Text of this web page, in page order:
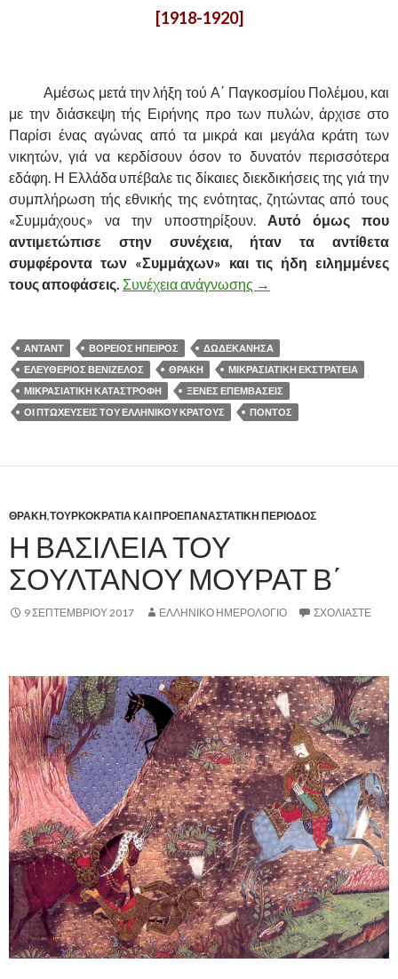
[1918-1920]
Αμέσως μετά την λήξη τού Α΄ Παγκοσμίου Πολέμου, και
με την διάσκεψη τής Ειρήνης προ των πυλών, άρχισε στο
Παρίσι ένας αγώνας από τα μικρά και μεγάλα κράτη των
νικητών, γιά να κερδίσουν όσον το δυνατόν περισσότερα
εδάφη. Η Ελλάδα υπέβαλε τις δίκαιες διεκδικήσεις της γιά την
συμπλήρωση τής εθνικής της ενότητας, ζητώντας από τους
«Συμμάχους» να την υποστηρίξουν. Αυτό όμως που
αντιμετώπισε στην συνέχεια, ήταν τα αντίθετα
συμφέροντα των «Συμμάχων» και τις ήδη ειλημμένες
τους αποφάσεις. Συνέχεια ανάγνωσης Η «ΣΥΜΜΑΧΙΚΗ»
→
ΑΝΤΑΝΤ ΒΟΡΕΙΟΣ ΗΠΕΙΡΟΣ
ΔΩΔΕΚΑΝΗΣΑ
ΕΛΕΥΘΕΡΙΟΣ ΒΕΝΙΖΕΛΟΣ
ΘΡΑΚΗ
ΜΙΚΡΑΣΙΑΤΙΚΗ ΕΚΣΤΡΑΤΕΙΑ
ΜΙΚΡΑΣΙΑΤΙΚΗ ΚΑΤΑΣΤΡΟΦΗ
ΞΕΝΕΣ ΕΠΕΜΒΑΣΕΙΣ
ΟΙ ΠΤΩΧΕΥΣΕΙΣ ΤΟΥ ΕΛΛΗΝΙΚΟΥ ΚΡΑΤΟΥΣ
ΠΟΝΤΟΣ
ΘΡΑΚΗ,ΤΟΥΡΚΟΚΡΑΤΙΑ ΚΑΙ ΠΡΟΕΠΑΝΑΣΤΑΤΙΚΗ ΠΕΡΙΟΔΟΣ
Η ΒΑΣΙΛΕΙΑ ΤΟΥ
ΣΟΥΛΤΑΝΟΥ ΜΟΥΡΑΤ Β΄
9 ΣΕΠΤΕΜΒΡΊΟΥ 2017 ΕΛΛΗΝΙΚΟ ΗΜΕΡΟΛΟΓΙΟ ΣΧΟΛΙΆΣΤΕ